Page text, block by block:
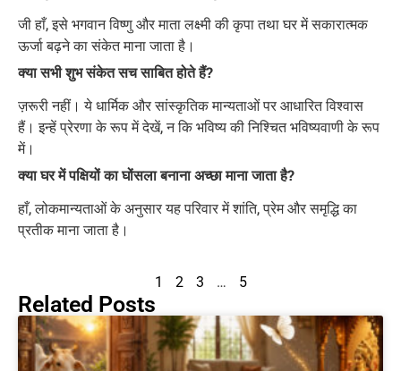
जी हाँ, इसे भगवान विष्णु और माता लक्ष्मी की कृपा तथा घर में सकारात्मक
ऊर्जा बढ़ने का संकेत माना जाता है।
क्या सभी शुभ संकेत सच साबित होते हैं?
ज़रूरी नहीं। ये धार्मिक और सांस्कृतिक मान्यताओं पर आधारित विश्वास
हैं। इन्हें प्रेरणा के रूप में देखें, न कि भविष्य की निश्चित भविष्यवाणी के रूप
में।
क्या घर में पक्षियों का घोंसला बनाना अच्छा माना जाता है?
हाँ, लोकमान्यताओं के अनुसार यह परिवार में शांति, प्रेम और समृद्धि का
प्रतीक माना जाता है।
1 2 3 … 5
Related Posts